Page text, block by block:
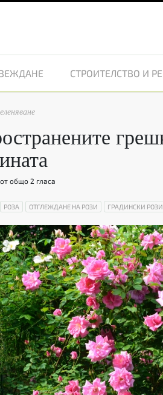
СТРОИТЕЛСТВО И
общо 2 гласа
РОЗА ОТГЛЕЖДАНЕ НА РОЗИ ГРАДИНСКИ РОЗИ